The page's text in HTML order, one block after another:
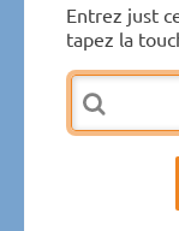
Entrez just
tapez la